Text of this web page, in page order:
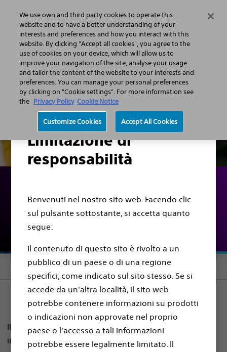
Limitazione di
responsabilità
Benvenuti nel nostro sito web. Facendo clic
sul pulsante sottostante, si accetta quanto
segue:
Il contenuto di questo sito è rivolto a un
pubblico di un paese o di una regione
specifici, come indicato sul sito stesso. Se si
accede da un'altra località, il sito web
potrebbe contenere informazioni su prodotti
o indicazioni non approvate nel proprio
paese o l'accesso a tali informazioni
potrebbe essere legalmente limitato. Il
Checkup (circa 6 mesi
dopo l'intervento)
Section menu
Il checkup. Non sembra importante ma invece lo è... ma
in qualche modo, importa.
We use own and third party cookies to operate this
website and to have a better understanding of your
interests and preferences and how you interact with this
website. By clicking "Accept all cookies", you agree to the
use of cookies on your device, which will allow us to
improve your navigation of the site, analyse your usage
and tailor the content of the website to your interests and
preferences. You can manage your personal preferences
by clicking on "Cookie settings". For more information see
the Privacy Policy Cookie Notice
Customize Cookies Accept All Cookies